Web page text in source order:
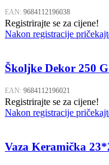
EAN: 9684112196038
Registrirajte se za cijene!
Nakon registracije
Školjke Dekor 250
EAN: 9684112196021
Registrirajte se za cijene!
Nakon registracije
Vaza Keramička